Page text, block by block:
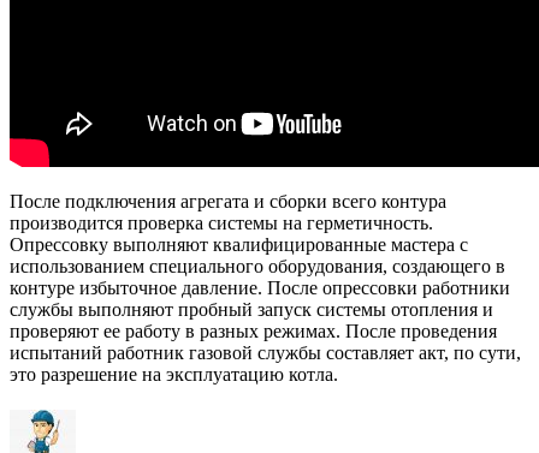
После подключения агрегата и сборки всего контура
производится проверка системы на герметичность.
Опрессовку выполняют квалифицированные мастера с
использованием специального оборудования, создающего в
контуре избыточное давление. После опрессовки работники
службы выполняют пробный запуск системы отопления и
проверяют ее работу в разных режимах. После проведения
испытаний работник газовой службы составляет акт, по сути,
это разрешение на эксплуатацию котла.